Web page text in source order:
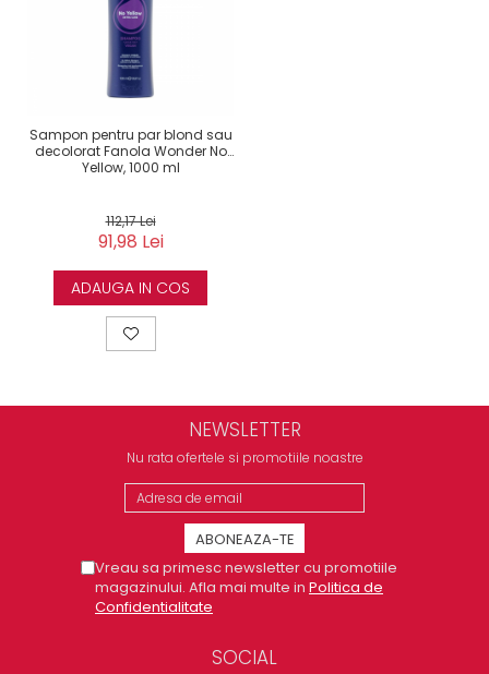
Sampon pentru par blond sau
decolorat Fanola Wonder No
Yellow, 1000 ml
112,17 Lei
91,98 Lei
ADAUGA IN COS
NEWSLETTER
Nu rata ofertele si promotiile noastre
Vreau sa primesc newsletter cu promotiile
magazinului. Afla mai multe in Politica de
Confidentialitate
SOCIAL